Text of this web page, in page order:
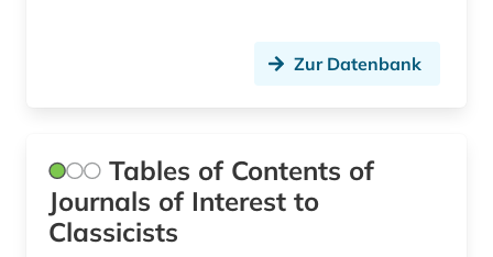
Zur Datenbank
Tables of Contents of
Journals of Interest to
Classicists